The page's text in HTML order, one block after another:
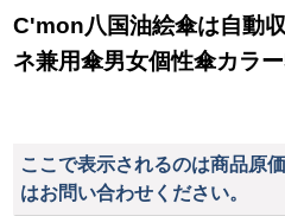
のコーチン
C'mon八国油絵傘は自動
ネ兼用傘男女個性傘カラ
ここで表示されるのは商品原
はお問い合わせください。